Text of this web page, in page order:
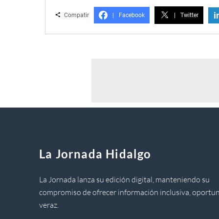
Compatir Facebook Twitter
La Jornada Hidalgo
La Jornada lanza su edición digital, manteniendo su
compromiso de ofrecer información inclusiva,
veraz.